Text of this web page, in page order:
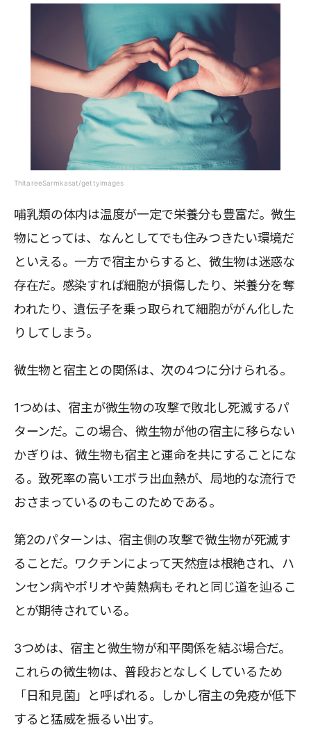
ThitareeSarmkasat/gettyimages
哺乳類の体内は温度が一定で栄養分も豊富だ。微生
物にとっては、なんとしてでも住みつきたい環境だ
といえる。一方で宿主からすると、微生物は迷惑な
存在だ。感染すれば細胞が損傷したり、栄養分を奪
われたり、遺伝子を乗っ取られて細胞ががん化した
りしてしまう。
微生物と宿主との関係は、次の4つに分けられる。
1つめは、宿主が微生物の攻撃で敗北し死滅するパ
ターンだ。この場合、微生物が他の宿主に移らない
かぎりは、微生物も宿主と運命を共にすることにな
る。致死率の高いエボラ出血熱が、局地的な流行で
おさまっているのもこのためである。
第2のパターンは、宿主側の攻撃で微生物が死滅す
ることだ。ワクチンによって天然痘は根絶され、ハ
ンセン病やポリオや黄熱病もそれと同じ道を辿るこ
とが期待されている。
3つめは、宿主と微生物が和平関係を結ぶ場合だ。
これらの微生物は、普段おとなしくしているため
「日和見菌」と呼ばれる。しかし宿主の免疫が低下
すると猛威を振るい出す。